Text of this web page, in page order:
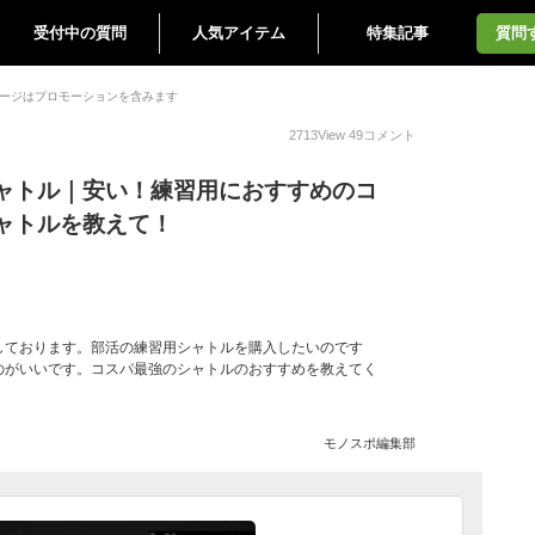
受付中の質問 人気アイテム 特集記事 質問
ジはプロモーションを含みます
2713View 49コメント
トル｜安い！練習用におすすめのコ
トルを教えて！
おります。部活の練習用シャトルを購入したいのです
いいです。コスパ最強のシャトルのおすすめを教えてく
モノスポ編集部